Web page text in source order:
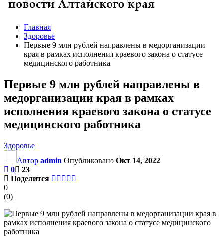
Главная
Здоровье
Первые 9 млн рублей направлены в медорганизации
края в рамках исполнения краевого закона о статусе
медицинского работника
Первые 9 млн рублей направлены в
медорганизации края в рамках
исполнения краевого закона о статусе
медицинского работника
Здоровье
Автор admin Опубликовано Окт 14, 2022
0
23
Поделится
0
(0)